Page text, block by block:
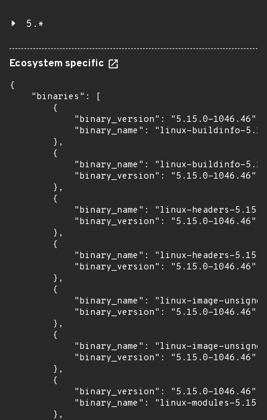
5.*
Ecosystem specific
{
    "binaries": [
        {
            "binary_version": "5.15.0-1046.46",
"binary_name": "linux-buildinfo-
        },
        {
"binary_name": "linux-buildinfo-
            "binary_version": "5.15.0-1046.46"
        },
        {
"binary_name": "linux-headers-
            "binary_version": "5.15.0-1046.46"
        },
        {
"binary_name": "linux-headers-
            "binary_version": "5.15.0-1046.46"
        },
        {
"binary_name": "linux-image-
            "binary_version": "5.15.0-1046.46"
        },
        {
"binary_name": "linux-image-
            "binary_version": "5.15.0-1046.46"
        },
        {
            "binary_version": "5.15.0-1046.46",
"binary_name": "linux-modules-
        },